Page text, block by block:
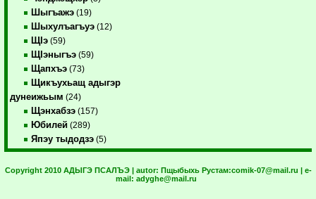
Шыгъажэ (19)
Шыхулъагъуэ (12)
ЩIэ (59)
ЩIэныгъэ (59)
Щапхъэ (73)
Щикъухьащ адыгэр
дунеижьым (24)
Щэнхабзэ (157)
Юбилей (289)
Япэу тыдодзэ (5)
Copyright 2010 АДЫГЭ ПСАЛЪЭ | autor: Пщыбыхь Рустам:comik-07@mail.ru | e-
mail: adyghe@mail.ru